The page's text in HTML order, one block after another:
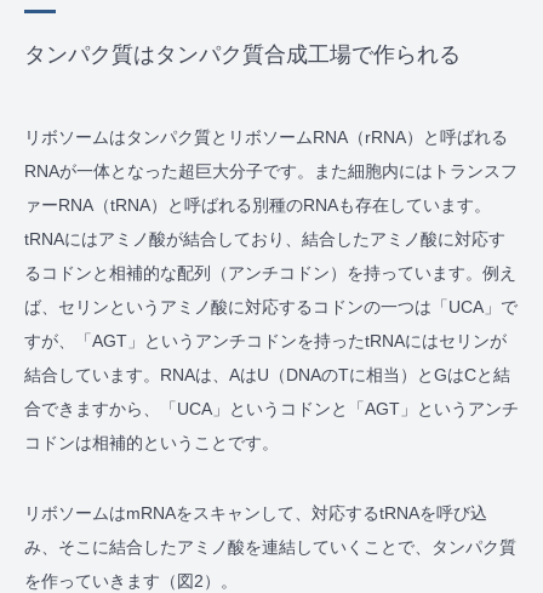
タンパク質はタンパク質合成工場で作られる
リボソームはタンパク質とリボソームRNA（rRNA）と呼ばれる
RNAが一体となった超巨大分子です。また細胞内にはトランスフ
ァーRNA（tRNA）と呼ばれる別種のRNAも存在しています。
tRNAにはアミノ酸が結合しており、結合したアミノ酸に対応す
るコドンと相補的な配列（アンチコドン）を持っています。例え
ば、セリンというアミノ酸に対応するコドンの一つは「UCA」で
すが、「AGT」というアンチコドンを持ったtRNAにはセリンが
結合しています。RNAは、AはU（DNAのTに相当）とGはCと結
合できますから、「UCA」というコドンと「AGT」というアンチ
コドンは相補的ということです。
リボソームはmRNAをスキャンして、対応するtRNAを呼び込
み、そこに結合したアミノ酸を連結していくことで、タンパク質
を作っていきます（図2）。